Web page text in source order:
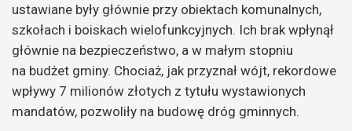
ustawiane były głównie przy obiektach komunalnych,
szkołach i boiskach wielofunkcyjnych. Ich brak wpłynął
głównie na bezpieczeństwo, a w małym stopniu
na budżet gminy. Chociaż, jak przyznał wójt, rekordowe
wpływy 7 milionów złotych z tytułu wystawionych
mandatów, pozwoliły na budowę dróg gminnych.